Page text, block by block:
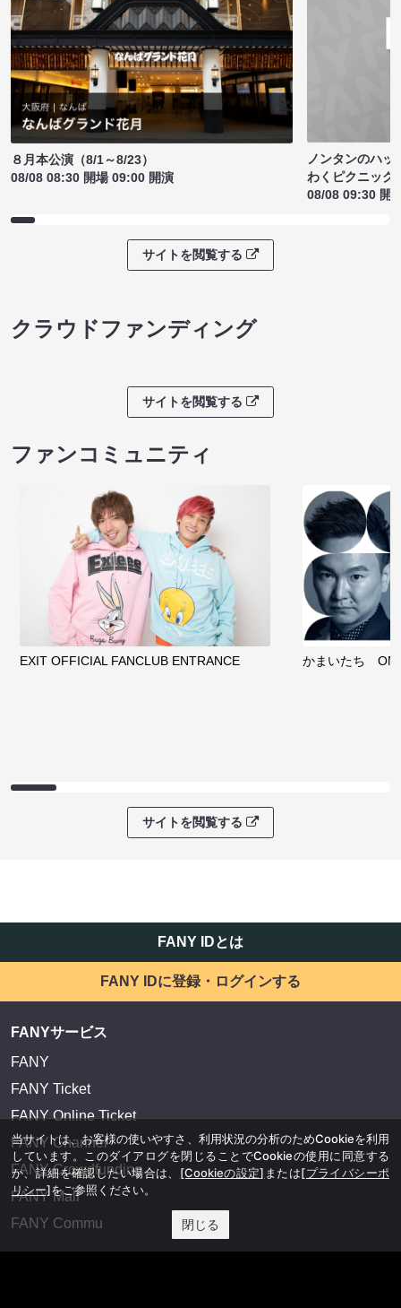
８月本公演（8/1～8/23）
08/08 08:30 開場 09:00 開演
ノンタンのハッ
わくピクニック
08/08 09:30 開
サイトを閲覧する
クラウドファンディング
サイトを閲覧する
ファンコミュニティ
EXIT OFFICIAL FANCLUB ENTRANCE かまいたち
サイトを閲覧する
FANY IDとは
FANY IDに登録・ログインする
FANYサービス
FANY
FANY Ticket
FANY Online Ticket
FANY Channel
FANY Crowdfunding
FANY Mall
FANY Commu
当サイトは、お客様の使いやすさ、利用状況の分析のためCookieを利用
しています。このダイアログを閉じることでCookieの使用に同意する
か、詳細を確認したい場合は、 [Cookieの設定] または[プライバシーポ
リシー]をご参照ください。
閉じる